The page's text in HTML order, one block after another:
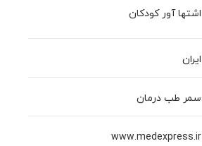
اشتها آور کودکان
ایران
سمر طب درمان
www.medexpress.ir